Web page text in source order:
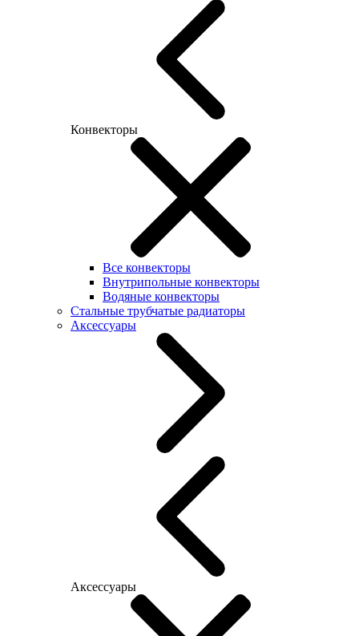
Конвекторы
Все конвекторы
Внутрипольные конвекторы
Водяные конвекторы
Стальные трубчатые радиаторы
Аксессуары
Аксессуары